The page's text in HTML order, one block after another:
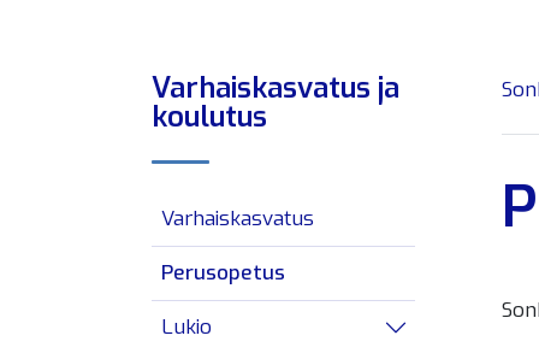
Varhaiskasvatus ja
koulutus
Varhaiskasvatus
Perusopetus
Lukio